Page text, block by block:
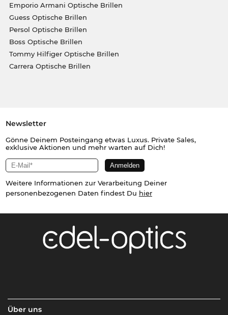
Emporio Armani Optische Brillen
Guess Optische Brillen
Persol Optische Brillen
Boss Optische Brillen
Tommy Hilfiger Optische Brillen
Carrera Optische Brillen
Newsletter
Gönne Deinem Posteingang etwas Luxus. Private Sales,
exklusive Aktionen und mehr warten auf Dich!
Weitere Informationen zur Verarbeitung Deiner
personenbezogenen Daten findest Du hier
Über uns